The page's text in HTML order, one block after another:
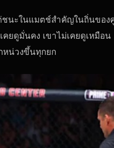
ต่ชนะในแมตช์สำคัญในถิ่นของ
ยดูมั่นคง เขาไม่เคยดูเหมือน
หน่วงขึ้นทุกยก